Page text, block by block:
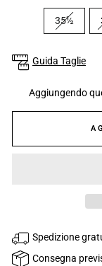
35½
Guida Taglie
Aggiungendo
Spedizione
Consegna